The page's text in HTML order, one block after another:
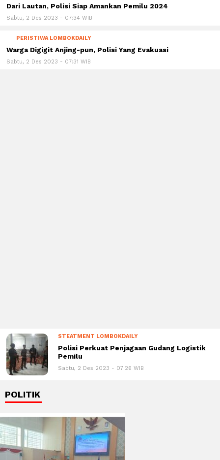
Dari Lautan, Polisi Siap Amankan Pemilu 2024
Sabtu, 2 Des 2023 - 07:34 WIB
PERISTIWA LOMBOKDAILY
Warga Digigit Anjing-pun, Polisi Yang Evakuasi
Sabtu, 2 Des 2023 - 07:31 WIB
STEATMENT LOMBOKDAILY
Polisi Perkuat Penjagaan Gudang Logistik
Pemilu
Sabtu, 2 Des 2023 - 07:26 WIB
POLITIK